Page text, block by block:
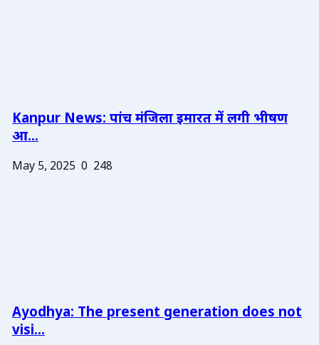
Kanpur News: पांच मंजिला इमारत में लगी भीषण
आ...
May 5, 2025 0 248
Ayodhya: The present generation does not
visi...